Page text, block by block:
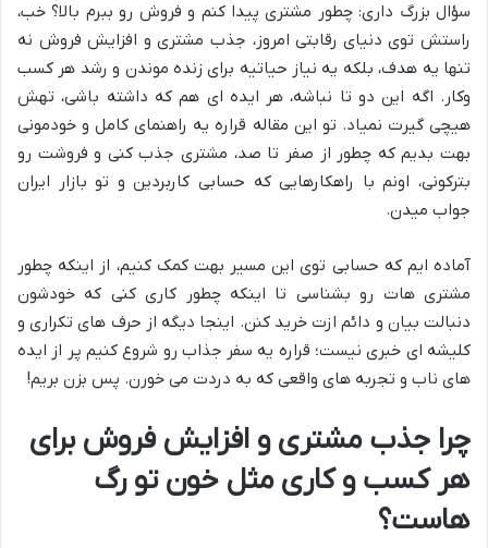
سؤال بزرگ داری: چطور مشتری پیدا کنم و فروش رو ببرم بالا؟ خب،
راستش توی دنیای رقابتی امروز، جذب مشتری و افزایش فروش نه
تنها یه هدف، بلکه یه نیاز حیاتیه برای زنده موندن و رشد هر کسب
وکار. اگه این دو تا نباشه، هر ایده ای هم که داشته باشی، تهش
هیچی گیرت نمیاد. تو این مقاله قراره یه راهنمای کامل و خودمونی
بهت بدیم که چطور از صفر تا صد، مشتری جذب کنی و فروشت رو
بترکونی، اونم با راهکارهایی که حسابی کاربردین و تو بازار ایران
جواب میدن.
آماده ایم که حسابی توی این مسیر بهت کمک کنیم، از اینکه چطور
مشتری هات رو بشناسی تا اینکه چطور کاری کنی که خودشون
دنبالت بیان و دائم ازت خرید کنن. اینجا دیگه از حرف های تکراری و
کلیشه ای خبری نیست؛ قراره یه سفر جذاب رو شروع کنیم پر از ایده
های ناب و تجربه های واقعی که به دردت می خورن. پس بزن بریم!
چرا جذب مشتری و افزایش فروش برای
هر کسب و کاری مثل خون تو رگ
هاست؟